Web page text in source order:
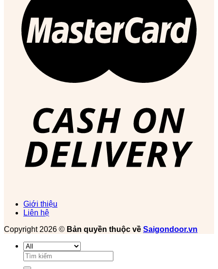
Giới thiệu
Liên hệ
Copyright 2026 © Bản quyền thuộc về Saigondoor.vn
Tìm
kiếm: